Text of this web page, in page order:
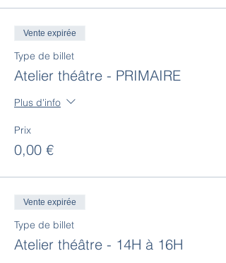
Vente expirée
Type de billet
Atelier théâtre - PRIMAIRE
Plus d'info
Prix
0,00 €
Vente expirée
Type de billet
Atelier théâtre - 14H à 16H